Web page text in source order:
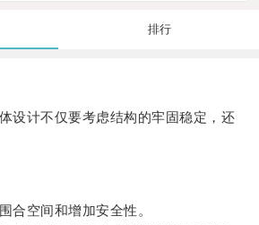
排行
计不仅要考虑结构的牢固稳定，还
空间和增加安全性。